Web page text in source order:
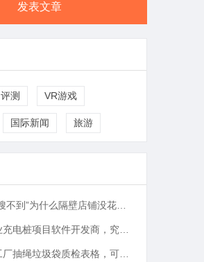
发表文章
评测 VR游戏
国际新闻 旅游